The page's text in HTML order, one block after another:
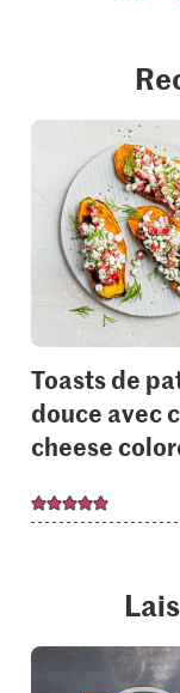
Toasts de
douce avec
cheese